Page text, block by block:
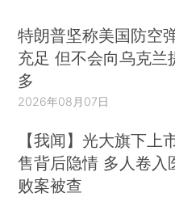
特朗普坚称美国防空
充足 但不会向乌克兰
多
2026年08月07日
【我闻】光大旗下上
售背后隐情 多人卷入
败案被查